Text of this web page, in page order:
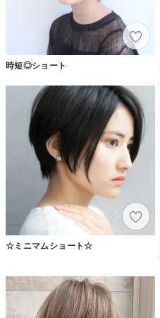
時短◎ショート
☆ミニマムショート☆